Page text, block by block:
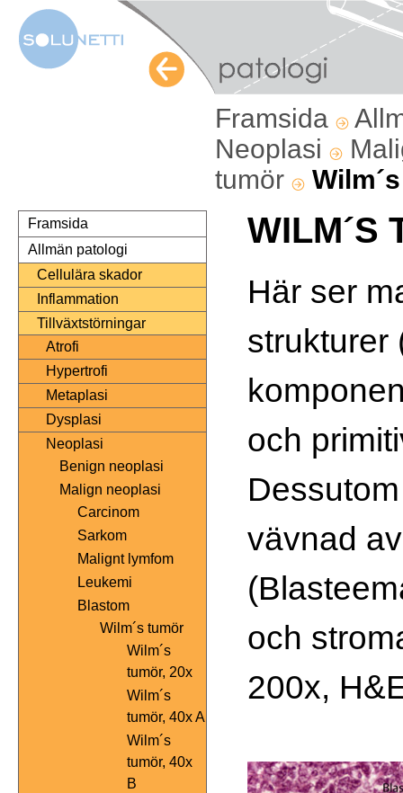
Framsida
Neoplasi
tumör
Framsida
Allmän patologi
Cellulära skador
Inflammation
Tillväxtstörningar
Atrofi
Hypertrofi
Metaplasi
Dysplasi
Neoplasi
Benign neoplasi
Malign neoplasi
Carcinom
Sarkom
Malignt lymfom
Leukemi
Blastom
Wilm´s tumör
Wilm´s
tumör, 20x
Wilm´s
tumör, 40x A
Wilm´s
tumör, 40x
B
WILM´S
Här ser
strukturer
och
vävnad
och
200x,